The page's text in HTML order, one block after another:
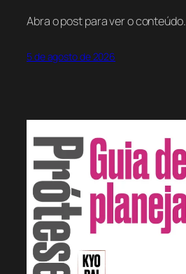
Abra o post para ver o conteúdo.
5 de agosto de 2026